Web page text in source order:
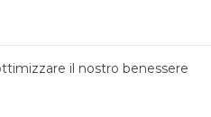
il nostro benessere